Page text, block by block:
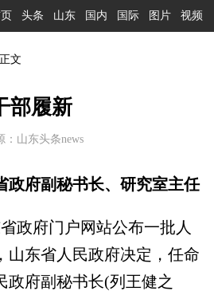
头条 山东 国内 国际 图片 视频
文
部履新
山东头条news
政府副秘书长、研究室主任
府门户网站公布一批人
山东省人民政府决定，任命
政府副秘书长(列王健之